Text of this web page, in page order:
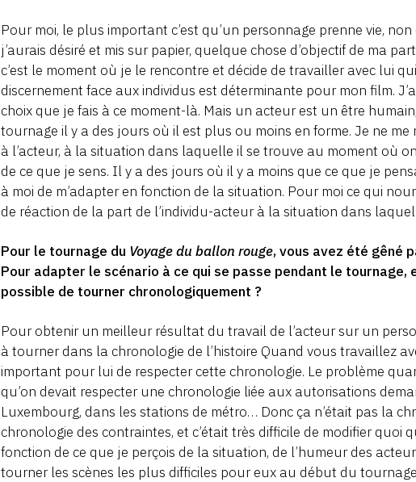
Pour moi, le plus important c’est qu’un personnage prenne vie,
j’aurais désiré et mis sur papier, quelque chose d’objectif de ma
c’est le moment où je le rencontre et décide de travailler avec lui
discernement face aux individus est déterminante pour mon film.
choix que je fais à ce moment-là. Mais un acteur est un être
tournage il y a des jours où il est plus ou moins en forme. Je ne me
à l’acteur, à la situation dans laquelle il se trouve au moment où
de ce que je sens. Il y a des jours où il y a moins que ce que je
à moi de m’adapter en fonction de la situation. Pour moi ce qui
de réaction de la part de l’individu-acteur à la situation dans
Pour le tournage du Voyage du ballon rouge, vous avez été gêné
Pour adapter le scénario à ce qui se passe pendant le tournage,
possible de tourner chronologiquement ?
Pour obtenir un meilleur résultat du travail de l’acteur sur un
à tourner dans la chronologie de l’histoire Quand vous travaillez
important pour lui de respecter cette chronologie. Le problème
qu’on devait respecter une chronologie liée aux autorisations
Luxembourg, dans les stations de métro… Donc ça n’était pas la
chronologie des contraintes, et c’était très difficile de modifier quoi
fonction de ce que je perçois de la situation, de l’humeur des
tourner les scènes les plus difficiles pour eux au début du